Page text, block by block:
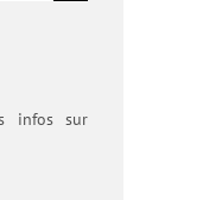
infos sur